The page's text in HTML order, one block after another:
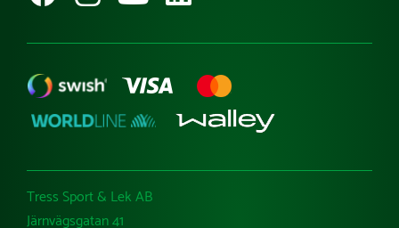
Tress Sport & Lek AB
Järnvägsgatan 41